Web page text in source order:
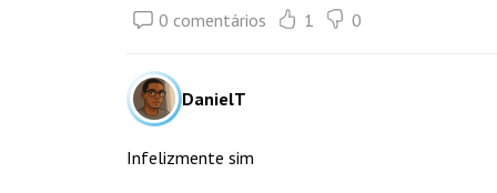
0 comentários 1 0
DanielT
Infelizmente sim